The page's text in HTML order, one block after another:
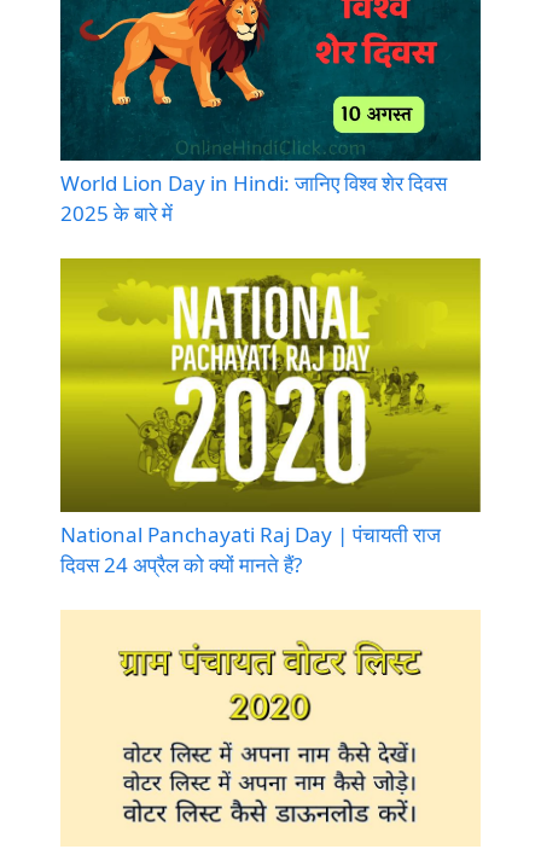
World Lion Day in Hindi: जानिए विश्व शेर दिवस
2025 के बारे में
National Panchayati Raj Day | पंचायती राज
दिवस 24 अप्रैल को क्यों मानते हैं?